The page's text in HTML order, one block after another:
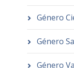
Género
Género
Género